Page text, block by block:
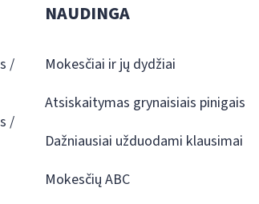
/
/
NAUDINGA
Mokesčiai ir jų dydžiai
Atsiskaitymas grynaisiais pinigais
Dažniausiai užduodami klausimai
Mokesčių ABC